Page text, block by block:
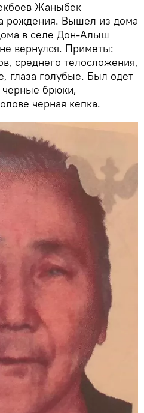
Жаныбек
рождения. Вышел из дома
в селе Дон-Алыш
вернулся. Приметы:
среднего телосложения,
глаза голубые. Был одет
черные брюки,
черная кепка.